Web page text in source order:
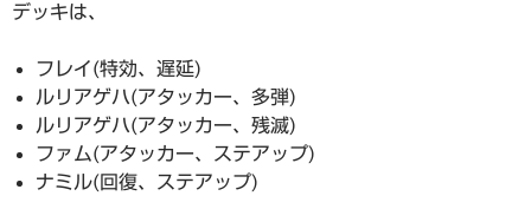
デッキは、
フレイ(特効、遅延)
ルリアゲハ(アタッカー、多弾)
ルリアゲハ(アタッカー、残滅)
ファム(アタッカー、ステアップ)
ナミル(回復、ステアップ)